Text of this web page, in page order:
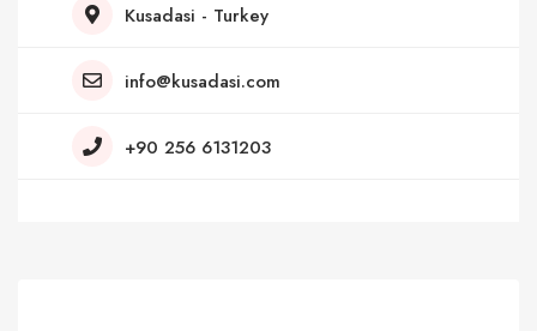
Kusadasi - Turkey
info@kusadasi.com
+90 256 6131203